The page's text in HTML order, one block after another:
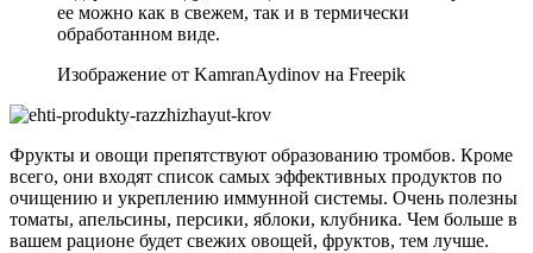
ее можно как в свежем, так и в термически
обработанном виде.
Изображение от KamranAydinov на Freepik
Фрукты и овощи препятствуют образованию тромбов. Кроме
всего, они входят список самых эффективных продуктов по
очищению и укреплению иммунной системы. Очень полезны
томаты, апельсины, персики, яблоки, клубника. Чем больше в
вашем рационе будет свежих овощей, фруктов, тем лучше.